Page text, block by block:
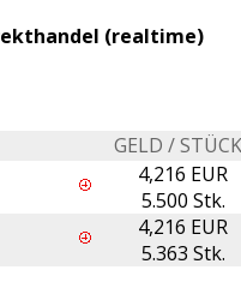
(realtime)
GELD /
4,216 EUR
5.500 Stk.
4,216 EUR
5.363 Stk.